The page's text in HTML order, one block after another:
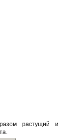
растущий и